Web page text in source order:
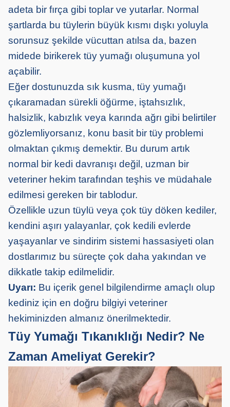
adeta bir fırça gibi toplar ve yutarlar. Normal
şartlarda bu tüylerin büyük kısmı dışkı yoluyla
sorunsuz şekilde vücuttan atılsa da, bazen
midede birikerek tüy yumağı oluşumuna yol
açabilir.
Eğer dostunuzda sık kusma, tüy yumağı
çıkaramadan sürekli öğürme, iştahsızlık,
halsizlik, kabızlık veya karında ağrı gibi belirtiler
gözlemliyorsanız, konu basit bir tüy problemi
olmaktan çıkmış demektir. Bu durum artık
normal bir kedi davranışı değil, uzman bir
veteriner hekim tarafından teşhis ve müdahale
edilmesi gereken bir tablodur.
Özellikle uzun tüylü veya çok tüy döken kediler,
kendini aşırı yalayanlar, çok kedili evlerde
yaşayanlar ve sindirim sistemi hassasiyeti olan
dostlarımız bu süreçte çok daha yakından ve
dikkatle takip edilmelidir.
Uyarı: Bu içerik genel bilgilendirme amaçlı olup
kediniz için en doğru bilgiyi veteriner
hekiminizden almanız önerilmektedir.
Tüy Yumağı Tıkanıklığı Nedir? Ne
Zaman Ameliyat Gerekir?